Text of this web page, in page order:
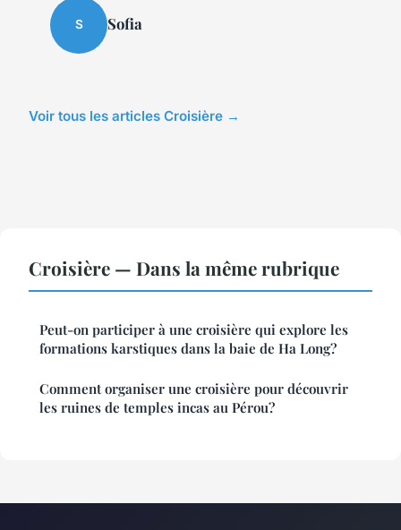
S Sofia
Voir tous les articles Croisière →
Croisière — Dans la même rubrique
Peut-on participer à une croisière qui explore les
formations karstiques dans la baie de Ha Long?
Comment organiser une croisière pour découvrir
les ruines de temples incas au Pérou?